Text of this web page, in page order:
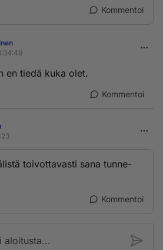
Kommentoi
en tiedä kuka olet.
Kommentoi
toivottavasti sana tunne-
Kommentoi
aloitusta...